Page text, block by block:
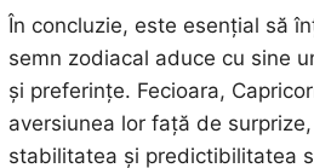
În concluzie, este esențial să
semn zodiacal aduce cu sine
și preferințe. Fecioara,
aversiunea lor față de
stabilitatea și predictibilitatea